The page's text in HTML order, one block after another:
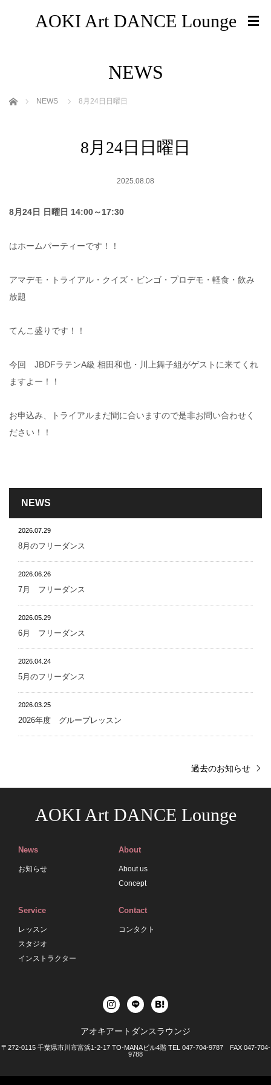
AOKI Art DANCE Lounge
NEWS
ホーム NEWS 8月24日日曜日
8月24日日曜日
2025.08.08
8月24日 日曜日 14:00～17:30
はホームパーティーです！！
アマデモ・トライアル・クイズ・ビンゴ・プロデモ・軽食・飲み
放題
てんこ盛りです！！
今回 JBDFラテンA級 相田和也・川上舞子組がゲストに来てくれ
ますよー！！
お申込み、トライアルまだ間に合いますので是非お問い合わせく
ださい！！
NEWS
2026.07.29
8月のフリーダンス
2026.06.26
7月 フリーダンス
2026.05.29
6月 フリーダンス
2026.04.24
5月のフリーダンス
2026.03.25
2026年度 グループレッスン
過去のお知らせ
AOKI Art DANCE Lounge
News
お知らせ
About
About us
Concept
Service
レッスン
スタジオ
インストラクター
Contact
コンタクト
アオキアートダンスラウンジ
〒272-0115 千葉県市川市富浜1-2-17 TO-MANAビル4階 TEL 047-704-9787 FAX 047-704-
9788